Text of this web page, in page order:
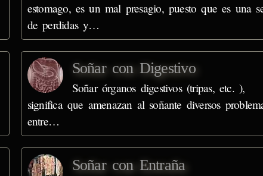
estomago, es un mal presagio, puesto que es una
de perdidas y…
Soñar con Digestivo
Soñar órganos digestivos (tripas, etc. ),
significa que amenazan al soñante diversos
entre…
Soñar con Entraña